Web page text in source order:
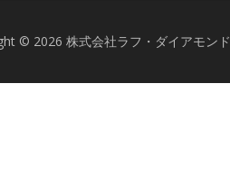
© 2026 株式会社ラフ・ダイアモンド